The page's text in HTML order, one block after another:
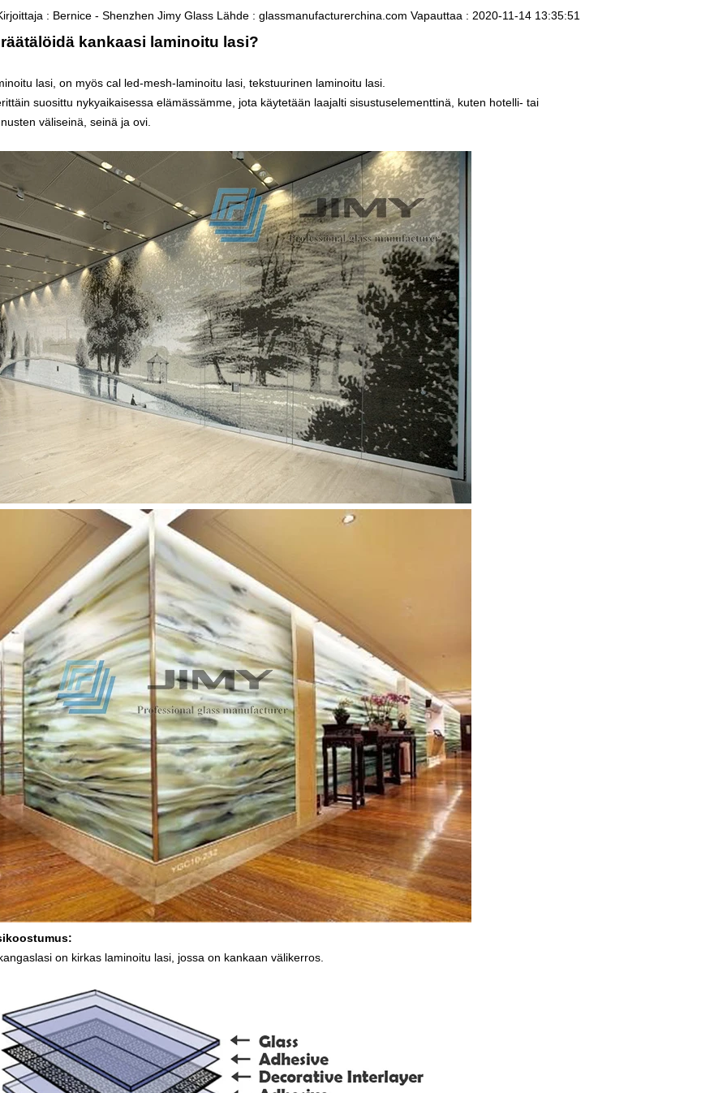
: Bernice - Shenzhen Jimy Glass Lähde : glassmanufacturerchina.com Vapauttaa : 2020-11-14 13:35:51
kankaasi laminoitu lasi?
lasi , on myös cal led-mesh-laminoitu lasi, tekstuurinen laminoitu lasi.
suosittu nykyaikaisessa elämässämme, jota käytetään laajalti sisustuselementtinä, kuten hotelli- tai
väliseinä, seinä ja ovi.
on kirkas laminoitu lasi, jossa on kankaan välikerros.